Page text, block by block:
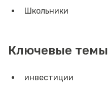
Школьники
Ключевые темы
инвестиции